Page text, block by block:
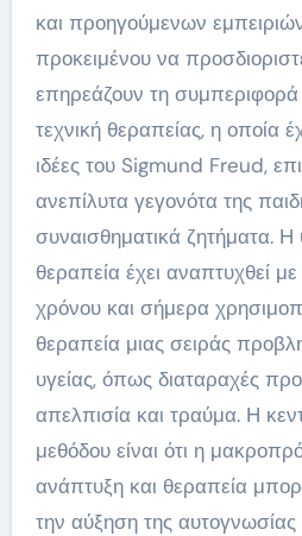
και προηγούμενων
προκειμένου να
επηρεάζουν τη
τεχνική θεραπείας, η οποία
ιδέες του Sigmund Freud,
ανεπίλυτα γεγονότα της
συναισθηματικά ζητήματα.
θεραπεία έχει αναπτυχθεί
χρόνου και σήμερα
θεραπεία μιας σειράς
υγείας, όπως διαταραχές
απελπισία και τραύμα. Η
μεθόδου είναι ότι η
ανάπτυξη και θεραπεία
την αύξηση της